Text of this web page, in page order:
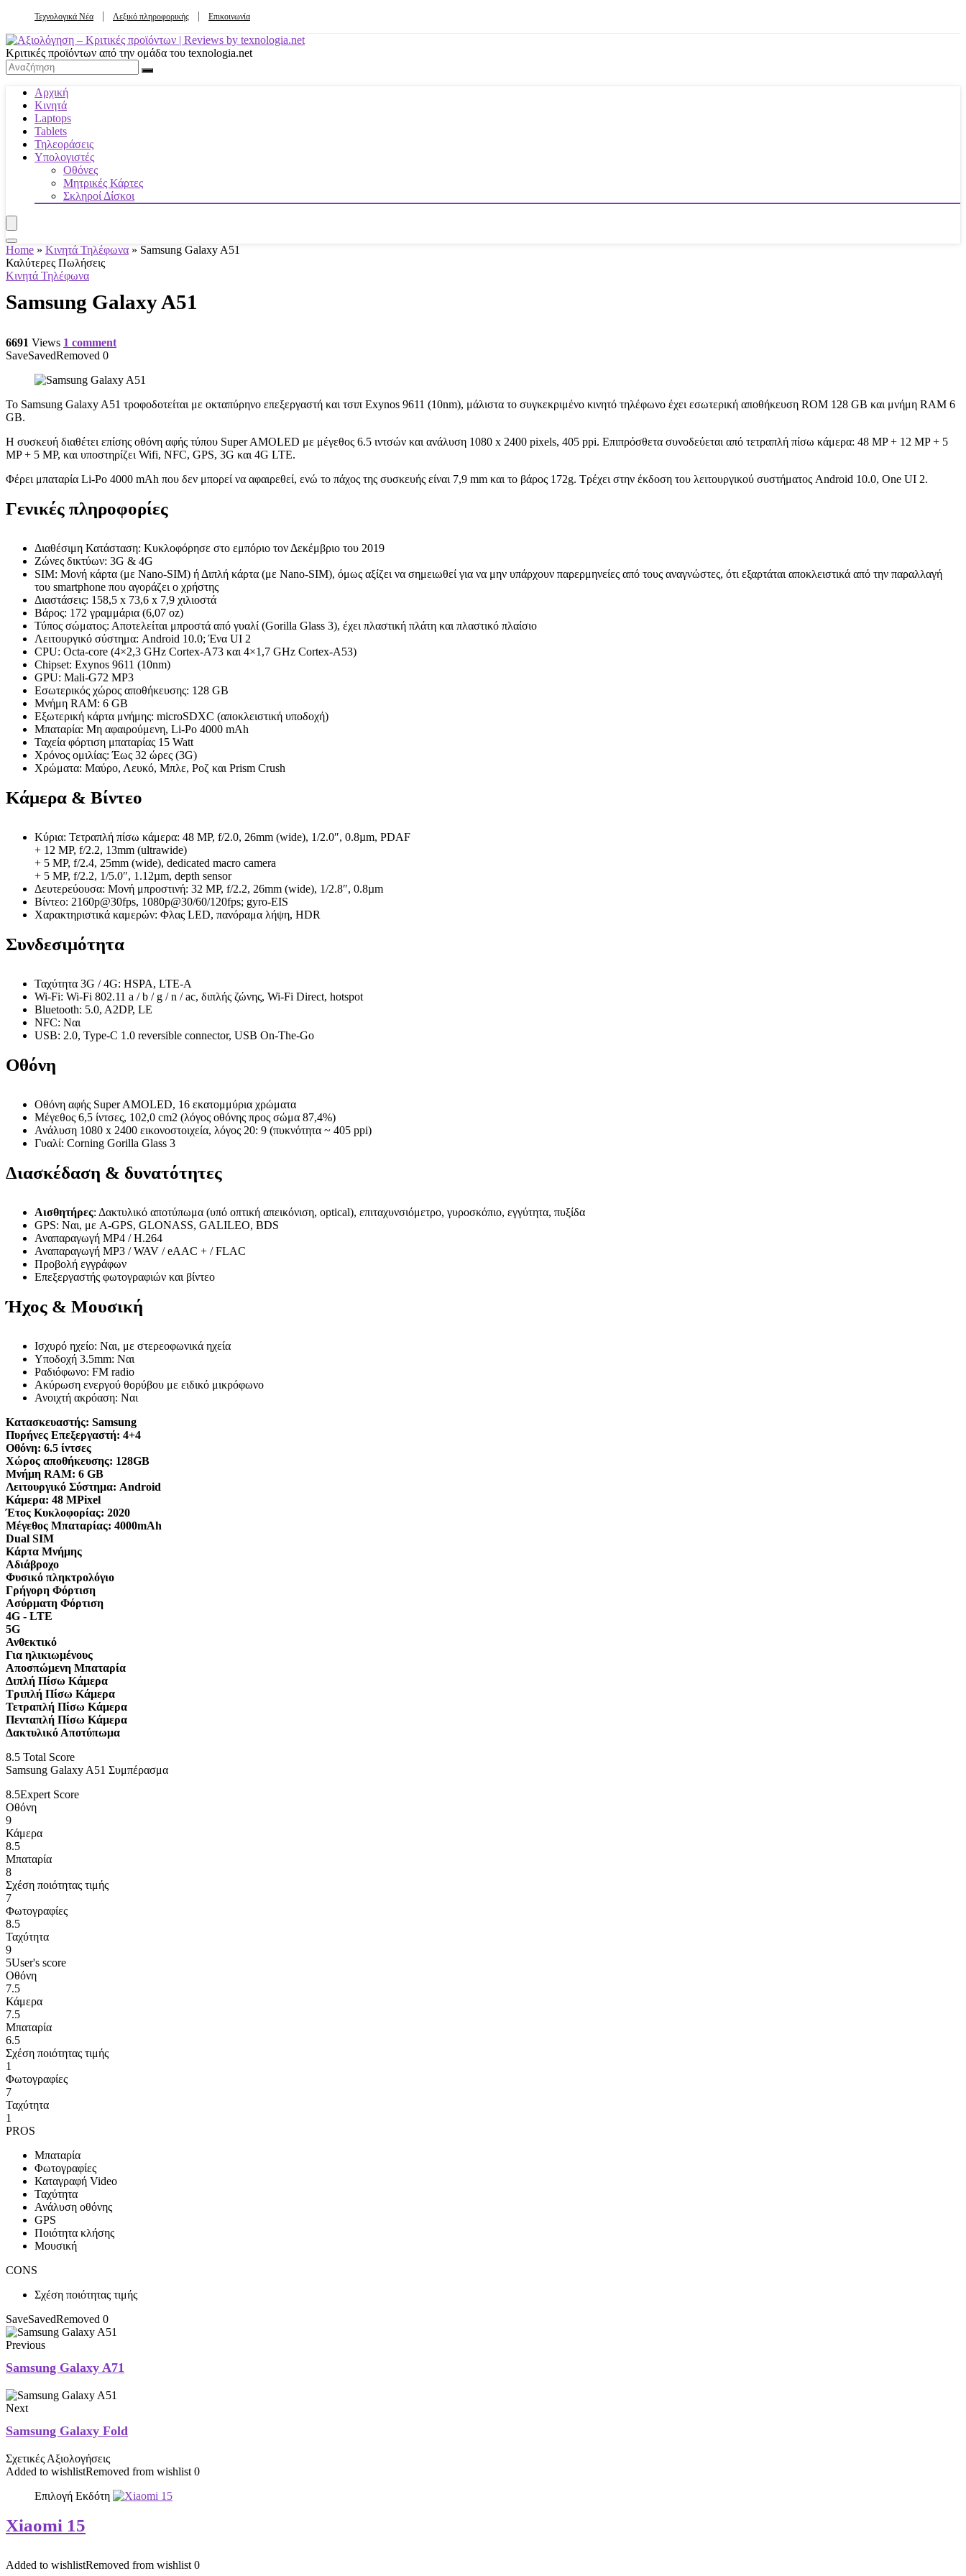
Τεχνολογικά Νέα Λεξικό πληροφορικής Επικοινωνία
Κριτικές προϊόντων από την ομάδα του texnologia.net
Αρχική
Κινητά
Laptops
Tablets
Τηλεοράσεις
Υπολογιστές
Οθόνες
Μητρικές Κάρτες
Σκληροί Δίσκοι
Home » Κινητά Τηλέφωνα » Samsung Galaxy A51
Καλύτερες Πωλήσεις
Κινητά Τηλέφωνα
Samsung Galaxy A51
6691 Views 1 comment
SaveSavedRemoved 0
Το Samsung Galaxy A51 τροφοδοτείται με οκταπύρηνο επεξεργαστή και τσιπ Exynos 9611 (10nm), μάλιστα το συγκεκριμένο κινητό τηλέφωνο έχει εσωτερική αποθήκευση ROM 128 GB και μνήμη RAM 6
GB.
Η συσκευή διαθέτει επίσης οθόνη αφής τύπου Super AMOLED με μέγεθος 6.5 ιντσών και ανάλυση 1080 x 2400 pixels, 405 ppi. Επιπρόσθετα συνοδεύεται από τετραπλή πίσω κάμερα: 48 MP + 12 MP + 5
MP + 5 MP, και υποστηρίζει Wifi, NFC, GPS, 3G και 4G LTE.
Φέρει μπαταρία Li-Po 4000 mAh που δεν μπορεί να αφαιρεθεί, ενώ το πάχος της συσκευής είναι 7,9 mm και το βάρος 172g. Τρέχει στην έκδοση του λειτουργικού συστήματος Android 10.0, One UI 2.
Γενικές πληροφορίες
Διαθέσιμη Κατάσταση: Κυκλοφόρησε στο εμπόριο τον Δεκέμβριο του 2019
Ζώνες δικτύων: 3G & 4G
SIM: Μονή κάρτα (με Nano-SIM) ή Διπλή κάρτα (με Nano-SIM), όμως αξίζει να σημειωθεί για να μην υπάρχουν παρερμηνείες από τους αναγνώστες, ότι εξαρτάται αποκλειστικά από την παραλλαγή
του smartphone που αγοράζει ο χρήστης
Διαστάσεις: 158,5 x 73,6 x 7,9 χιλιοστά
Βάρος: 172 γραμμάρια (6,07 oz)
Τύπος σώματος: Αποτελείται μπροστά από γυαλί (Gorilla Glass 3), έχει πλαστική πλάτη και πλαστικό πλαίσιο
Λειτουργικό σύστημα: Android 10.0; Ένα UI 2
CPU: Octa-core (4×2,3 GHz Cortex-A73 και 4×1,7 GHz Cortex-A53)
Chipset: Exynos 9611 (10nm)
GPU: Mali-G72 MP3
Εσωτερικός χώρος αποθήκευσης: 128 GB
Μνήμη RAM: 6 GB
Εξωτερική κάρτα μνήμης: microSDXC (αποκλειστική υποδοχή)
Μπαταρία: Μη αφαιρούμενη, Li-Po 4000 mAh
Ταχεία φόρτιση μπαταρίας 15 Watt
Χρόνος ομιλίας: Έως 32 ώρες (3G)
Χρώματα: Μαύρο, Λευκό, Μπλε, Ροζ και Prism Crush
Κάμερα & Βίντεο
Κύρια: Τετραπλή πίσω κάμερα: 48 MP, f/2.0, 26mm (wide), 1/2.0″, 0.8µm, PDAF
+ 12 MP, f/2.2, 13mm (ultrawide)
+ 5 MP, f/2.4, 25mm (wide), dedicated macro camera
+ 5 MP, f/2.2, 1/5.0″, 1.12µm, depth sensor
Δευτερεύουσα: Μονή μπροστινή: 32 MP, f/2.2, 26mm (wide), 1/2.8″, 0.8µm
Βίντεο: 2160p@30fps, 1080p@30/60/120fps; gyro-EIS
Χαρακτηριστικά καμερών: Φλας LED, πανόραμα λήψη, HDR
Συνδεσιμότητα
Ταχύτητα 3G / 4G: HSPA, LTE-A
Wi-Fi: Wi-Fi 802.11 a / b / g / n / ac, διπλής ζώνης, Wi-Fi Direct, hotspot
Bluetooth: 5.0, A2DP, LE
NFC: Ναι
USB: 2.0, Type-C 1.0 reversible connector, USB On-The-Go
Οθόνη
Οθόνη αφής Super AMOLED, 16 εκατομμύρια χρώματα
Μέγεθος 6,5 ίντσες, 102,0 cm2 (λόγος οθόνης προς σώμα 87,4%)
Ανάλυση 1080 x 2400 εικονοστοιχεία, λόγος 20: 9 (πυκνότητα ~ 405 ppi)
Γυαλί: Corning Gorilla Glass 3
Διασκέδαση & δυνατότητες
Αισθητήρες: Δακτυλικό αποτύπωμα (υπό οπτική απεικόνιση, optical), επιταχυνσιόμετρο, γυροσκόπιο, εγγύτητα, πυξίδα
GPS: Ναι, με A-GPS, GLONASS, GALILEO, BDS
Αναπαραγωγή MP4 / H.264
Αναπαραγωγή MP3 / WAV / eAAC + / FLAC
Προβολή εγγράφων
Επεξεργαστής φωτογραφιών και βίντεο
Ήχος & Μουσική
Ισχυρό ηχείο: Ναι, με στερεοφωνικά ηχεία
Υποδοχή 3.5mm: Ναι
Ραδιόφωνο: FM radio
Ακύρωση ενεργού θορύβου με ειδικό μικρόφωνο
Ανοιχτή ακρόαση: Ναι
Κατασκευαστής: Samsung
Πυρήνες Επεξεργαστή: 4+4
Οθόνη: 6.5 ίντσες
Χώρος αποθήκευσης: 128GB
Μνήμη RAM: 6 GB
Λειτουργικό Σύστημα: Android
Κάμερα: 48 MPixel
Έτος Κυκλοφορίας: 2020
Μέγεθος Μπαταρίας: 4000mAh
Dual SIM
Κάρτα Μνήμης
Αδιάβροχο
Φυσικό πληκτρολόγιο
Γρήγορη Φόρτιση
Ασύρματη Φόρτιση
4G - LTE
5G
Ανθεκτικό
Για ηλικιωμένους
Αποσπώμενη Μπαταρία
Διπλή Πίσω Κάμερα
Τριπλή Πίσω Κάμερα
Τετραπλή Πίσω Κάμερα
Πενταπλή Πίσω Κάμερα
Δακτυλικό Αποτύπωμα
8.5 Total Score
Samsung Galaxy A51 Συμπέρασμα
8.5Expert Score
Οθόνη
9
Κάμερα
8.5
Μπαταρία
8
Σχέση ποιότητας τιμής
7
Φωτογραφίες
8.5
Ταχύτητα
9
5User's score
Οθόνη
7.5
Κάμερα
7.5
Μπαταρία
6.5
Σχέση ποιότητας τιμής
1
Φωτογραφίες
7
Ταχύτητα
1
PROS
Μπαταρία
Φωτογραφίες
Καταγραφή Video
Ταχύτητα
Ανάλυση οθόνης
GPS
Ποιότητα κλήσης
Μουσική
CONS
Σχέση ποιότητας τιμής
SaveSavedRemoved 0
Previous
Samsung Galaxy A71
Next
Samsung Galaxy Fold
Σχετικές Αξιολογήσεις
Added to wishlistRemoved from wishlist 0
Επιλογή Εκδότη
Xiaomi 15
Added to wishlistRemoved from wishlist 0